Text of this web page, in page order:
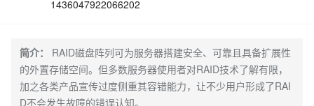
1436047922066202
简介：
RAID磁盘阵列可为服务器搭建安全、可靠且具备扩展性
的外置存储空间。但多数服务器使用者对RAID技术了解有限，
加之各类产品宣传过度侧重其容错能力，让不少用户形成了RAI
D不会发生故障的错误认知。